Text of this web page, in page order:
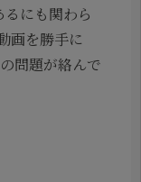
にも関わら
画を勝手に
問題が絡んで